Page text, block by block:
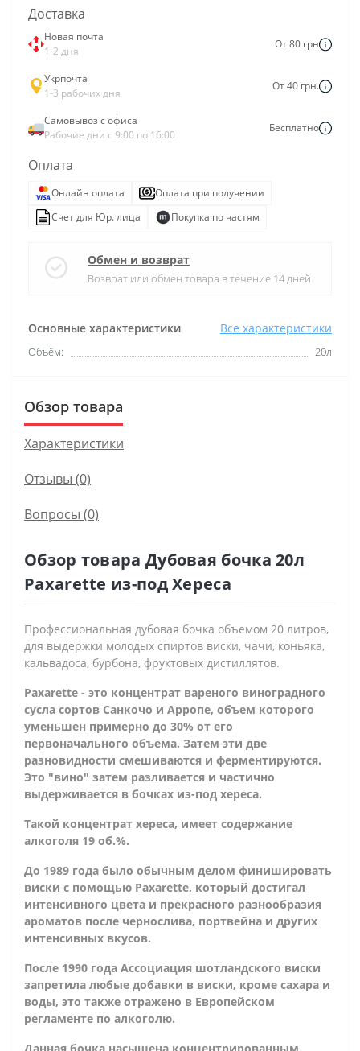
Основные характеристики Все характеристики
Объём: 20л
Доставка
Новая почта
1-2 дня
От 80 грн
Укрпочта
1-3 рабочих дня
От 40 грн.
Самовывоз с офиса
Рабочие дни с 9:00 по 16:00
Бесплатно
Оплата
Онлайн оплата
Оплата при получении
Счет для Юр. лица
Покупка по частям
Обмен и возврат
Возврат или обмен товара в течение 14 дней
Обзор товара
Характеристики
Отзывы (0)
Вопросы (0)
Обзор товара Дубовая бочка 20л
Paxarette из-под Хереса
Профессиональная дубовая бочка объемом 20 литров,
для выдержки молодых спиртов виски, чачи, коньяка,
кальвадоса, бурбона, фруктовых дистиллятов.
Paxarette - это концентрат вареного виноградного
сусла сортов Санкочо и Арропе, объем которого
уменьшен примерно до 30% от его
первоначального объема. Затем эти две
разновидности смешиваются и ферментируются.
Это "вино" затем разливается и частично
выдерживается в бочках из-под хереса.
Такой концентрат хереса, имеет содержание
алкоголя 19 об.%.
До 1989 года было обычным делом финишировать
виски с помощью Paxarette, который достигал
интенсивного цвета и прекрасного разнообразия
ароматов после чернослива, портвейна и других
интенсивных вкусов.
После 1990 года Ассоциация шотландского виски
запретила любые добавки в виски, кроме сахара и
воды, это также отражено в Европейском
регламенте по алкоголю.